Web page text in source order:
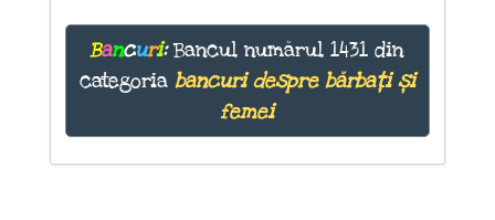
Bancuri:Bancul numărul 1431 din
categoria bancuri despre bărbați și
femei